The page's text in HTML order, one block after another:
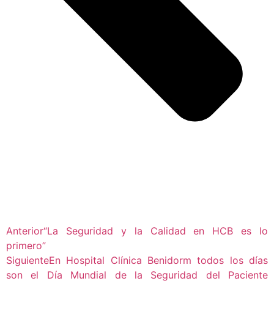
Anterior“La Seguridad y la Calidad en HCB es lo
primero”
SiguienteEn Hospital Clínica Benidorm todos los días
son el Día Mundial de la Seguridad del Paciente